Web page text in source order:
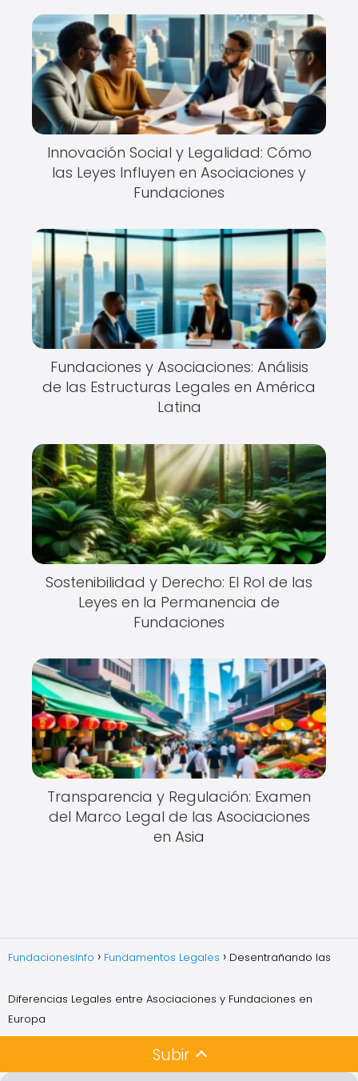
Innovación Social y Legalidad: Cómo
las Leyes Influyen en Asociaciones y
Fundaciones
Fundaciones y Asociaciones: Análisis
de las Estructuras Legales en América
Latina
Sostenibilidad y Derecho: El Rol de las
Leyes en la Permanencia de
Fundaciones
Transparencia y Regulación: Examen
del Marco Legal de las Asociaciones
en Asia
FundacionesInfo Fundamentos Legales Desentrañando las
Diferencias Legales entre Asociaciones y Fundaciones en
Europa
Subir